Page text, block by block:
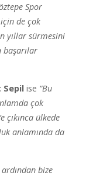
Spor
de çok
yıllar sürmesini
başarılar
Sepil ise “Bu
çok
çıkınca ülkede
anlamında da
bize